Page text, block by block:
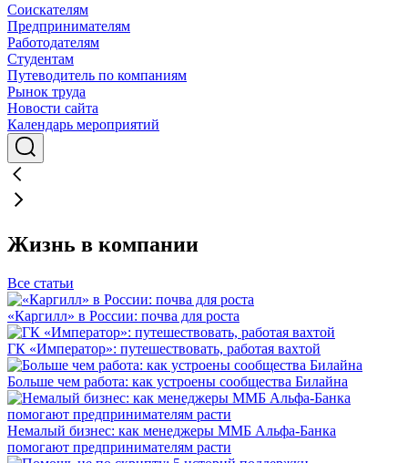
Соискателям
Предпринимателям
Работодателям
Студентам
Путеводитель по компаниям
Рынок труда
Новости сайта
Календарь мероприятий
Жизнь в компании
Все статьи
«Каргилл» в России: почва для роста
ГК «Император»: путешествовать, работая вахтой
Больше чем работа: как устроены сообщества Билайна
Немалый бизнес: как менеджеры ММБ Альфа-Банка
помогают предпринимателям расти